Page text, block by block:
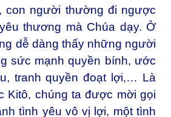
con người thường đi ngược
thương mà Chúa dạy. Ở
dễ dàng thấy những người
sức mạnh quyền bính, ước
tranh quyền đoạt lợi,… Là
Kitô, chúng ta được mời gọi
tình yêu vô vị lợi, một tình